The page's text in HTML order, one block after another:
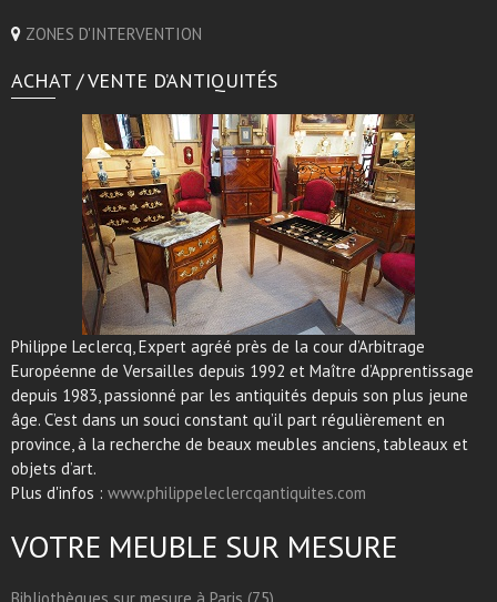
ZONES D'INTERVENTION
ACHAT / VENTE D’ANTIQUITÉS
Philippe Leclercq, Expert agréé près de la cour d’Arbitrage
Européenne de Versailles depuis 1992 et Maître d’Apprentissage
depuis 1983, passionné par les antiquités depuis son plus jeune
âge. C’est dans un souci constant qu’il part régulièrement en
province, à la recherche de beaux meubles anciens, tableaux et
objets d’art.
Plus d'infos : www.philippeleclercqantiquites.com
VOTRE MEUBLE SUR MESURE